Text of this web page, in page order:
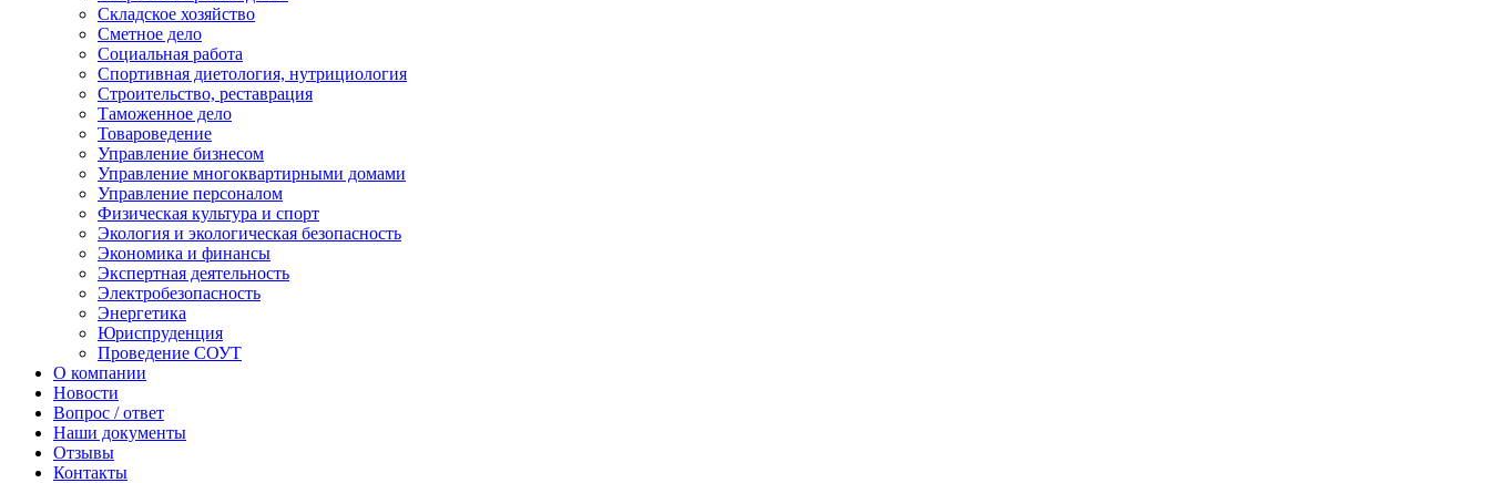
Складское хозяйство
Сметное дело
Социальная работа
Спортивная диетология, нутрициология
Строительство, реставрация
Таможенное дело
Товароведение
Управление бизнесом
Управление многоквартирными домами
Управление персоналом
Физическая культура и спорт
Экология и экологическая безопасность
Экономика и финансы
Экспертная деятельность
Электробезопасность
Энергетика
Юриспруденция
Проведение СОУТ
О компании
Новости
Вопрос / ответ
Наши документы
Отзывы
Контакты